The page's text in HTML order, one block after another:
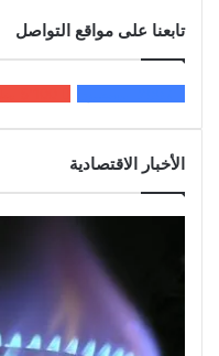
تابعنا على مواقع التواصل
الأخبار الاقتصادية